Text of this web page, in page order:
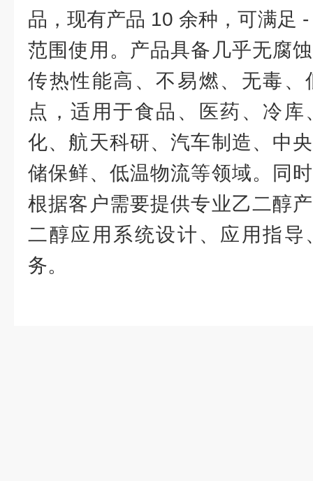
品，现有产品 10 余种，可满足
范围使用。产品具备几乎无腐
传热性能高、不易燃、无毒、
点，适用于食品、医药、冷
化、航天科研、汽车制造、中
储保鲜、低温物流等领域。同
根据客户需要提供专业乙二醇
二醇应用系统设计、应用指导
务。